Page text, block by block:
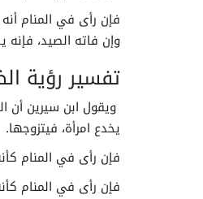
فإن رأى في المنام
وإن فاته الصيد، فإنه
تفسير رؤية
ويقول ابن سيرين أن
يخدع امرأة، فيتزوجها.
فإن رأى في المنام
فإن رأى في المنام